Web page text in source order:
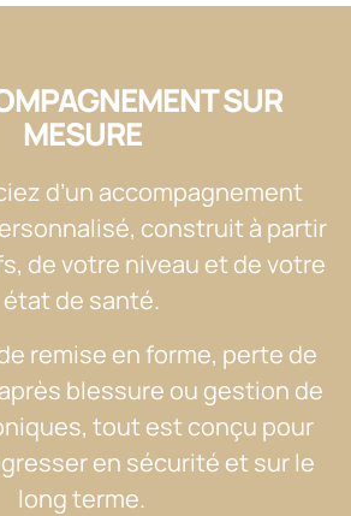
SUR
MESURE
d’un accompagnement
construit à partir
de votre niveau et de votre
état de santé.
de remise en forme, perte de
blessure ou gestion de
tout est conçu pour
en sécurité et sur le
long terme.